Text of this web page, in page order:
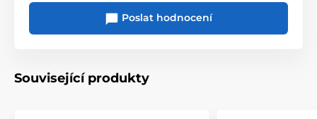
Poslat hodnocení
Související produkty